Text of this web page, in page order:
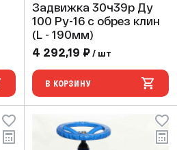
Задвижка 30ч39р Ду
100 Ру-16 с обрез клин
(L - 190мм)
4 292,19 ₽ / шт
В КОРЗИНУ